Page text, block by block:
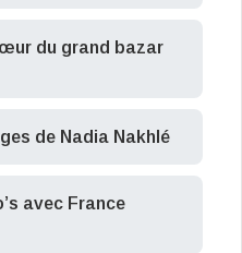
du grand bazar
de Nadia Nakhlé
avec France